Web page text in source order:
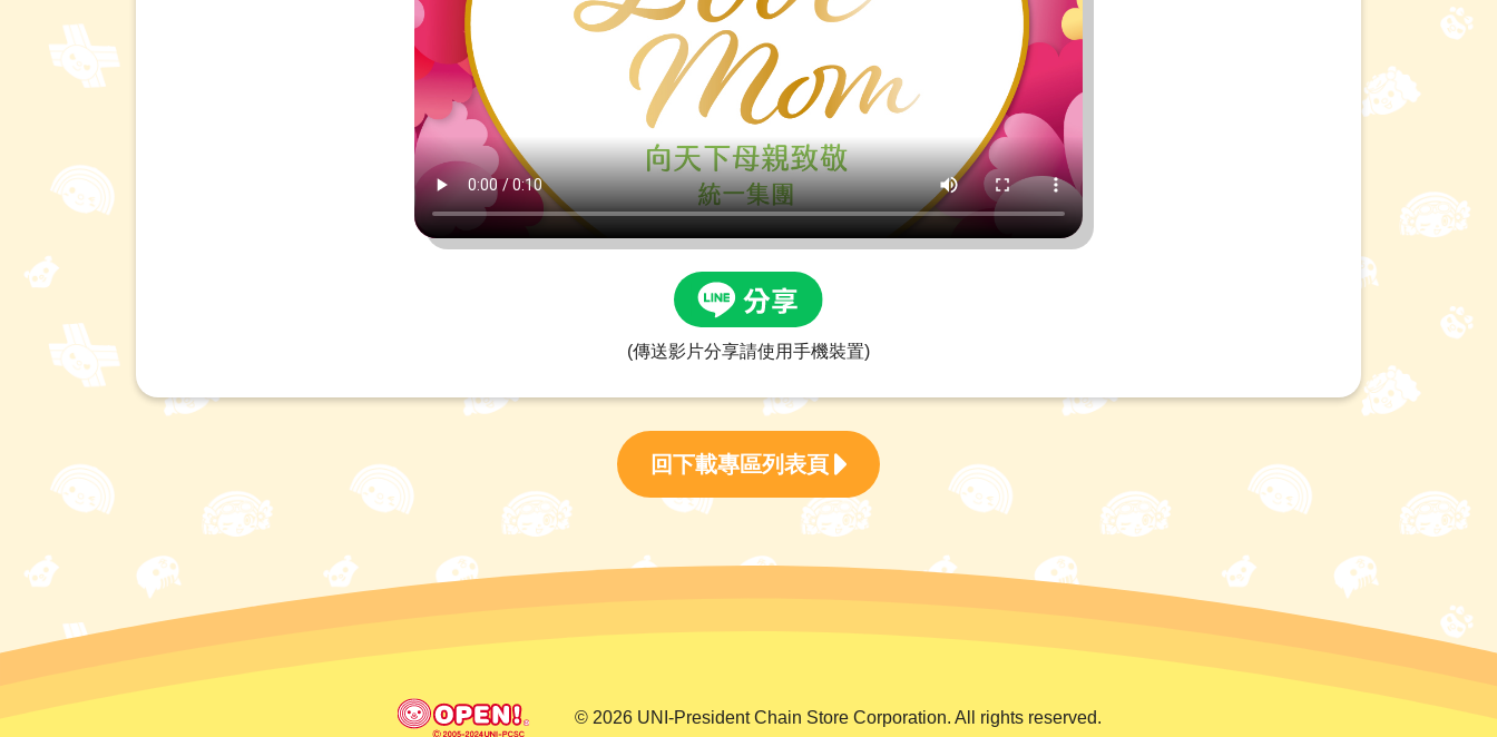
(傳送影片分享請使用手機裝置)
回下載專區列表頁
© 2026 UNI-President Chain Store Corporation. All rights reserved.